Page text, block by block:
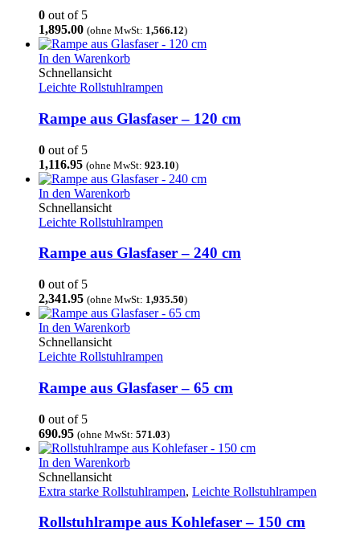
0 out of 5
1,895.00 (ohne MwSt: 1,566.12)
In den Warenkorb
Schnellansicht
Leichte Rollstuhlrampen
Rampe aus Glasfaser – 120 cm
0 out of 5
1,116.95 (ohne MwSt: 923.10)
In den Warenkorb
Schnellansicht
Leichte Rollstuhlrampen
Rampe aus Glasfaser – 240 cm
0 out of 5
2,341.95 (ohne MwSt: 1,935.50)
In den Warenkorb
Schnellansicht
Leichte Rollstuhlrampen
Rampe aus Glasfaser – 65 cm
0 out of 5
690.95 (ohne MwSt: 571.03)
In den Warenkorb
Schnellansicht
Extra starke Rollstuhlrampen, Leichte Rollstuhlrampen
Rollstuhlrampe aus Kohlefaser – 150 cm